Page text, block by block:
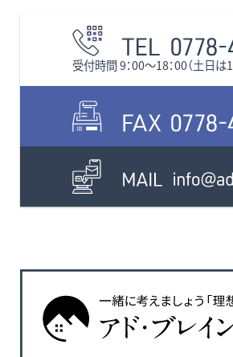
受付時間 9：00〜18：00（土日は